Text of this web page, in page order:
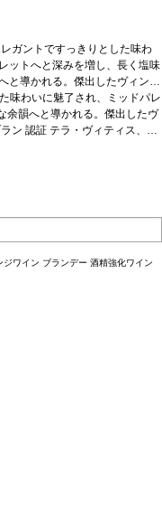
ガントですっきりとした味わ
ットへと深みを増し、長く塩味
と導かれる。傑出したヴィンテ
ーヴィニヨン・ブラン認証テ
証*本ヴィンテージが在庫切れ
同様の場合は自動的に次のヴィ
味わいに魅了され、ミッドパレ
余韻へと導かれる。傑出したヴ
ン 認証 テラ・ヴィティス、HV
い。
ジワイン ブランデー 酒精強化ワイン